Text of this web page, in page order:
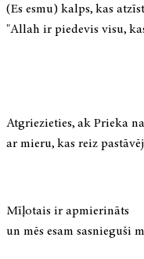
(Es esmu) kalps, kas
"Allah ir piedevis visu,
Atgriezieties, ak Prieka
ar mieru, kas reiz
Mīļotais ir apmierināts
un mēs esam sasnieguši